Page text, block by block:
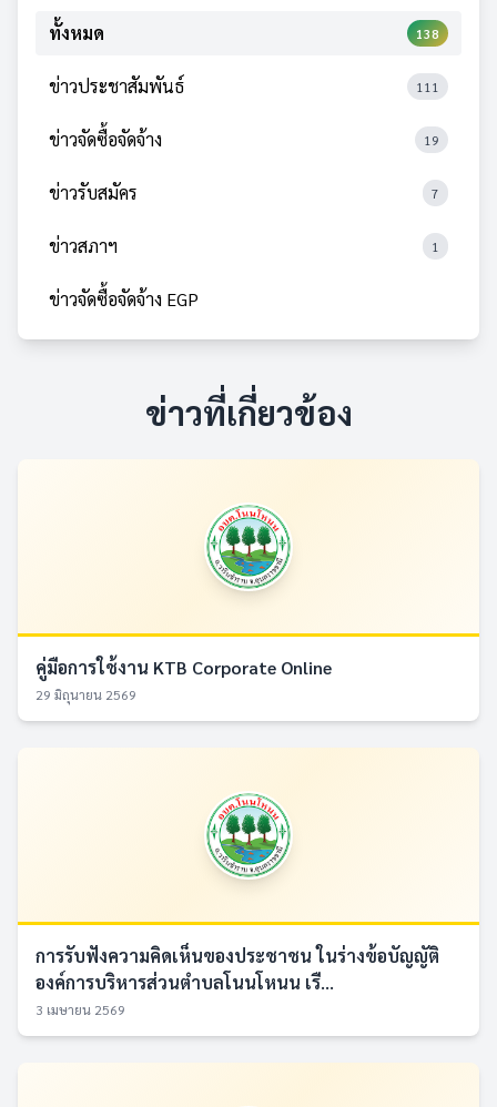
ทั้งหมด 138
ข่าวประชาสัมพันธ์ 111
ข่าวจัดซื้อจัดจ้าง 19
ข่าวรับสมัคร 7
ข่าวสภาฯ 1
ข่าวจัดซื้อจัดจ้าง EGP
ข่าวที่เกี่ยวข้อง
คู่มือการใช้งาน KTB Corporate Online
29 มิถุนายน 2569
การรับฟังความคิดเห็นของประชาชน ในร่างข้อบัญญัติ
องค์การบริหารส่วนตำบลโนนโหนน เรื...
3 เมษายน 2569